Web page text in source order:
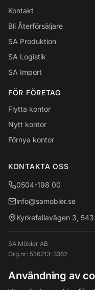
Kontakt
Bli Återförsäljare
SA Produktion
SA Logistik
SA Import
FÖR FÖRETAG
Flytta kontor
Nytt kontor
Förnya kontor
KONTAKTA OSS
0504-198 00
info@samobler.se
Kyrkefallavägen 3,
SA Möbler AB
Org.nr: 556213-3362
Användning av